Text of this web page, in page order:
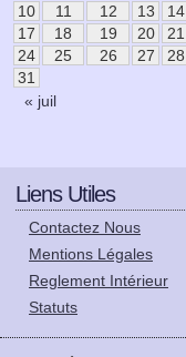
« juil
10
11 12 13 14
17
18 19 20 21
24
25 26 27 28
31
Liens Utiles
Contactez Nous
Mentions Légales
Reglement Intérieur
Statuts